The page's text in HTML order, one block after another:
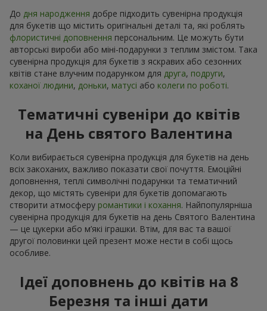
До дня народження добре підходить сувенірна продукція
для букетів що містить оригінальні деталі та, які роблять
флористичні доповнення персональним. Це можуть бути
авторські вироби або міні-подарунки з теплим змістом. Така
сувенірна продукція для букетів з яскравих або сезонних
квітів стане влучним подарунком для друга, подруги,
коханої людини, доньки, матусі або колеги по роботі.
Тематичні сувеніри до квітів
на День святого Валентина
Коли вибирається сувенірна продукція для букетів на день
всіх закоханих, важливо показати свої почуття. Емоційні
доповнення, теплі символічні подарунки та тематичний
декор, що містять сувеніри для букетів допомагають
створити атмосферу романтики і кохання. Найпопулярніша
сувенірна продукція для букетів на день Святого Валентина
— це цукерки або м’які іграшки. Втім, для вас та вашої
другої половинки цей презент може нести в собі щось
особливе.
Ідеї доповнень до квітів на 8
Березня та інші дати